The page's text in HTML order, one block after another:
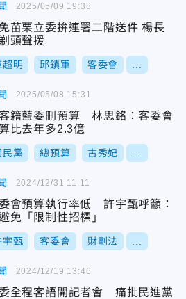
苗栗立委拚連署二階送件 楊長
頭聲援
超明 邱鎮軍 客委會
2025/05/09 19:38
籍藍委刪預算 林思銘：客委會
比去年多2.3億
民黨 總預算 古秀妃
2025/05/08 15:31
會預算執行率低 許宇甄呼籲：
免「限制性招標」
宇甄 客委會 財劃法
2024/12/31 11:11
全程客語開記者會 痛批民進黨
2024/12/19 13:46